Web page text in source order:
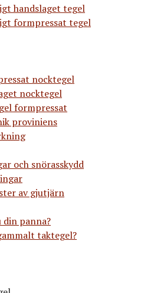
handslaget tegel
formpressat tegel
nocktegel
nocktegel
formpressat
proviniens
och snörasskydd
av gjutjärn
panna?
taktegel?